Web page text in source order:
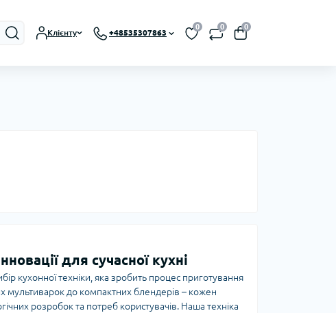
Клієнту +48535307863
0 0 0
для сучасної кухні
кухонної техніки, яка зробить процес приготування
мультиварок до компактних блендерів – кожен
розробок та потреб користувачів. Наша техніка